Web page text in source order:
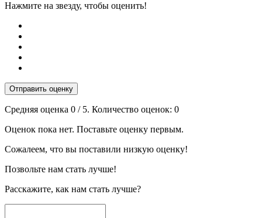
Нажмите на звезду, чтобы оценить!
Отправить оценку
Средняя оценка 0 / 5. Количество оценок: 0
Оценок пока нет. Поставьте оценку первым.
Сожалеем, что вы поставили низкую оценку!
Позвольте нам стать лучше!
Расскажите, как нам стать лучше?